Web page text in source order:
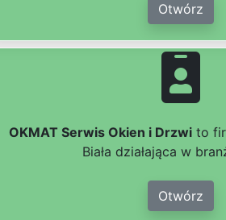
Otwórz
OKMAT Serwis Okien i Drzwito
Biała działająca w
Otwórz